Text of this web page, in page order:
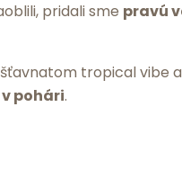
pridali sme pravú
tropical vibe
pohári.